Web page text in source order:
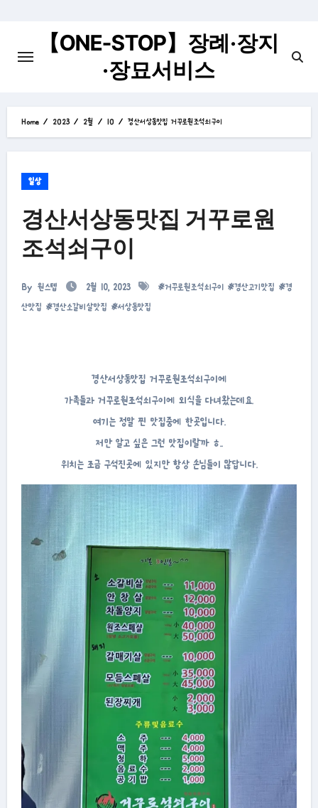
【ONE-STOP】장례·장지
·장묘서비스
Home 2023 2월 10 경산서상동맛집 거꾸로원조석쇠구이
일상
경산서상동맛집 거꾸로원
조석쇠구이
By 원스텝 2월 10, 2023 #거꾸로원조석쇠구이 #경산고기맛집 #경
산맛집 #경산소갈비살맛집 #서상동맛집
경산서상동맛집 거꾸로원조석쇠구이에
가족들과 거꾸로원조석쇠구이에 외식을 다녀왔는데요.
여기는 정말 찐 맛집중에 한곳입니다.
저만 알고 싶은 그런 맛집이랄까 ㅎ..
위치는 조금 구석진곳에 있지만 항상 손님들이 많답니다.